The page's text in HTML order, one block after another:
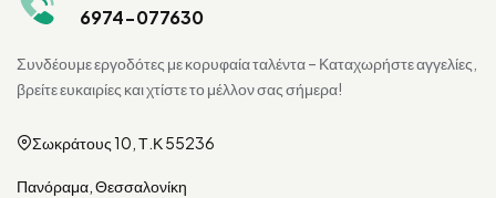
6974-077630
Συνδέουμε εργοδότες με κορυφαία ταλέντα – Καταχωρήστε αγγελίες,
βρείτε ευκαιρίες και χτίστε το μέλλον σας σήμερα!
Σωκράτους 10, Τ.Κ 55236
Πανόραμα, Θεσσαλονίκη